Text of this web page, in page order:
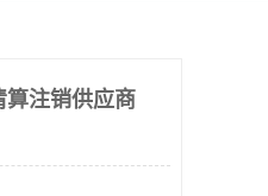
注销供应商